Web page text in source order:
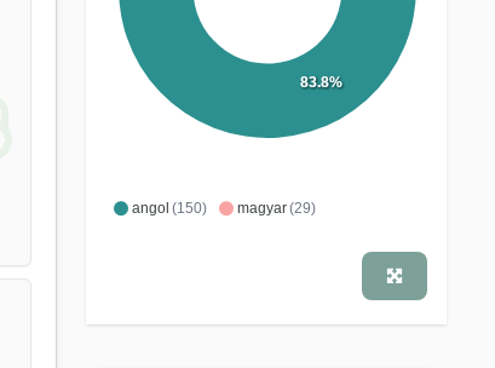
angol (150) magyar(29)
83.8%